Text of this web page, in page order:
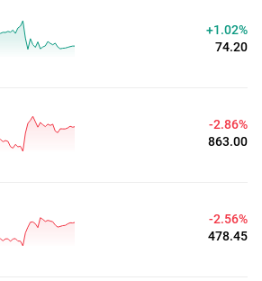
+1.02%
74.20
-2.87%
862.94
-2.56%
478.46